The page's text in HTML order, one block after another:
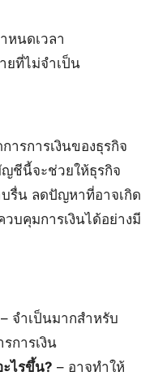
หนดเวลา
ยที่ไม่จำเป็น
รการเงินของธุรกิจ
ญชีนี้จะช่วยให้ธุรกิจ
รื่น ลดปัญหาที่อาจเกิด
บคุมการเงินได้อย่างมี
– จำเป็นมากสำหรับ
การเงิน
ไรขึ้น? – อาจทำให้